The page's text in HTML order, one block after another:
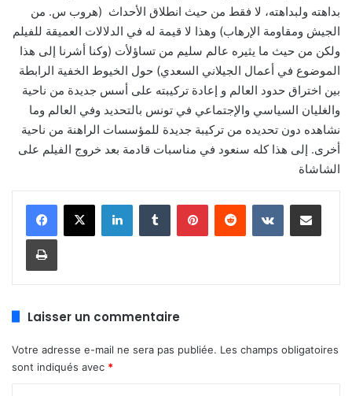
بداهته ولبداهته، لا فقط من حيث انطلاق الأحداث (هروب س. من
الجيش ومقاومة الإرهاب) وهذا لا قيمة له في الدلالات العميقة للفيلم
ولكن من حيث ما يثيره عالم سليم من تساؤلأت (وكنا أشرنا إلى هذا
الموضوع في أعمال الجيلاني السعدي) حول الخيوط الخفية الرابطة
بين اختراق حدود العالم و إعادة تركيبته على أسس جديدة من ناحية
والغليان السياسي والإجتماعي في تونس بالتحديد وفي العالم وما
نشاهده دون تحديده من تركيبة جديدة للمؤسسات الراهنة من ناحية
أخرى. إلى هذا كله سنعود في مناسبات قادمة بعد خروج الفيلم على
الشاشاة
LinkedinTumblr PinterestReddit VKontaktePartager par email
Imprimer
Laisser un commentaire
Votre adresse e-mail ne sera pas publiée. Les champs obligatoires
sont indiqués avec *